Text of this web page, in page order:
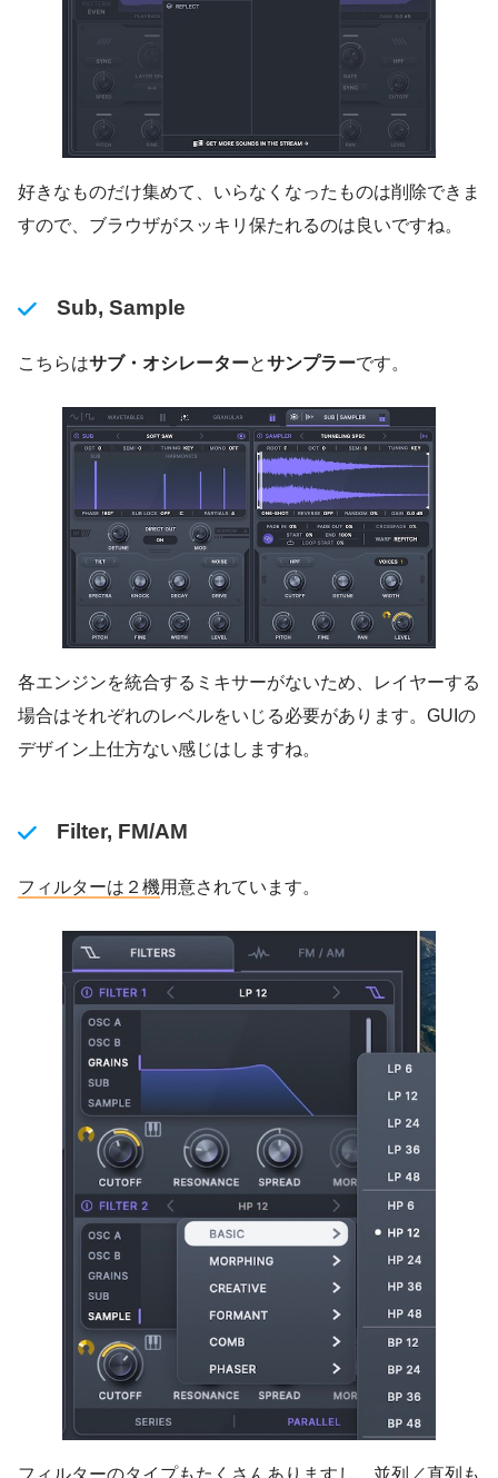
好きなものだけ集めて、いらなくなったものは削除できま
すので、ブラウザがスッキリ保たれるのは良いですね。
Sub, Sample
こちらはサブ・オシレーターとサンプラーです。
各エンジンを統合するミキサーがないため、レイヤーする
場合はそれぞれのレベルをいじる必要があります。GUIの
デザイン上仕方ない感じはしますね。
Filter, FM/AM
フィルターは２機用意されています。